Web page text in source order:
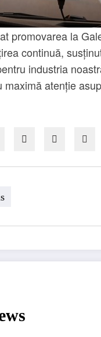
promovarea la
continuă,
industria
atenție